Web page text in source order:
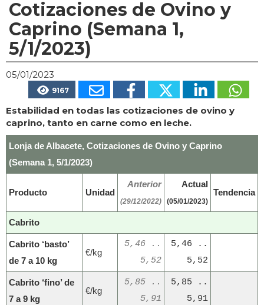
Cotizaciones de Ovino y
Caprino (Semana 1,
5/1/2023)
05/01/2023
9167
Estabilidad en todas las cotizaciones de ovino y
caprino, tanto en carne como en leche.
Lonja de Albacete, Cotizaciones de Ovino y Caprino
(Semana 1, 5/1/2023)
Producto Unidad
Anterior
(29/12/2022)
Actual
(05/01/2023)
Tendencia
Cabrito
Cabrito ‘basto’
de 7 a 10 kg
€/kg
5,46 ..
5,52
5,46 ..
5,52
Cabrito ‘fino’ de
7 a 9 kg
€/kg
5,85 ..
5,91
5,85 ..
5,91